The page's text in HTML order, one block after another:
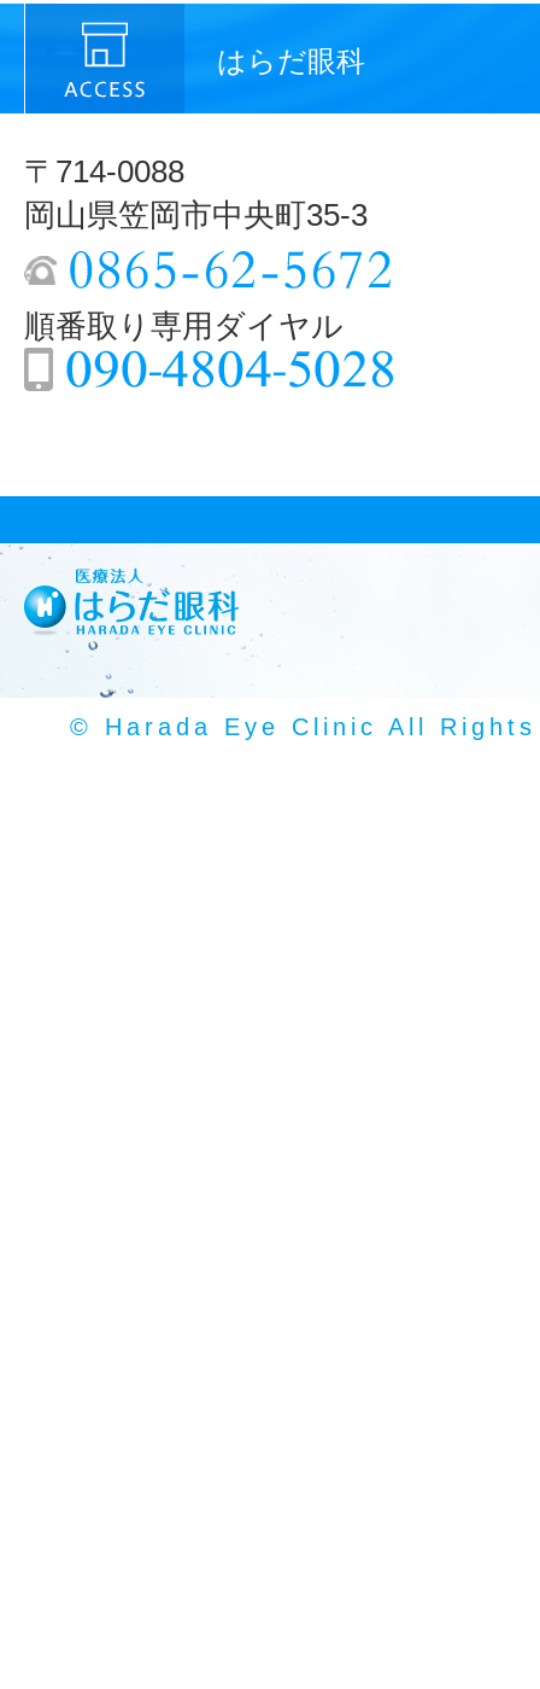
はらだ眼科
〒714-0088
岡山県笠岡市中央町35-3
順番取り専用ダイヤル
© Harada Eye Clinic All